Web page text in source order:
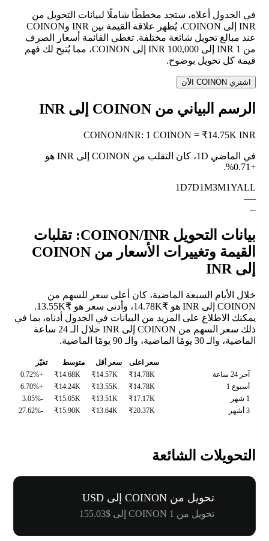
في الجدول أعلاه، ستجد مخططًا شاملًا لبيانات التحويل من
INR إلى COINON، يُظهر علاقة القيمة بين INR وCOINON
عند مبالغ تحويل شائعة مختلفة. تغطي القائمة أسعار الصرف
من 1 INR إلى 100,000 INR إلى COINON، مما يُتيح لك فهم
قيمة كل تحويل بوضوح.
اشتري COINON الآن
الرسم البياني من COINON إلى INR
COINON/INR: 1 COINON = ₹14.75K INR
في الماضي 1D، كان التقلب من COINON إلى INR هو
+0.71%
.
1D7D1M3M1YALL
--
--
--
بيانات التحويل COINON/INR: تقلبات
القيمة وتغييرات الأسعار من COINON
إلى INR
خلال الأيام السبعة الماضية، كان أعلى سعر للسهم من
COINON إلى INR هو ₹14.78K، وأدنى سعر هو ₹13.55K.
يمكنك الاطلاع على المزيد من البيانات في الجدول أدناه، بما في
ذلك سعر السهم من COINON إلى INR خلال الـ 24 ساعة
الماضية، والـ 30 يومًا الماضية، والـ 90 يومًا الماضية.
سعر اعلى سعر أقل متوسط
تغيّر
آخر 24 ساعة
₹14.78K
₹14.57K
₹14.68K
+0.72%
أسبوع 1
₹14.78K
₹13.55K
₹14.24K
+6.70%
1 شهر
₹17.17K
₹13.51K
₹15.05K
-3.05%
3 أشهر
₹20.37K
₹13.64K
₹15.90K
-27.62%
التحويلات الشائعة
تحويل من COINON إلى USD
تحويل من 1 COINON إلى $155.03